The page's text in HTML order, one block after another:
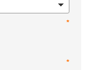
*
*